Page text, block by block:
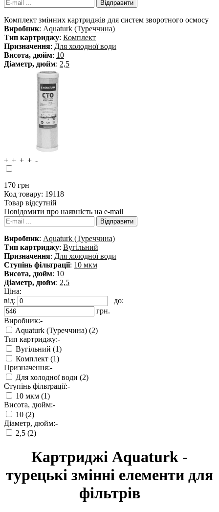
Комплект змінних картриджів для систем зворотного осмосу
Виробник: Aquaturk (Туреччина)
Тип картриджу: Комплект
Призначення: Для холодної води
Висота, дюйм: 10
Діаметр, дюйм: 2,5
170 грн
Код товару: 19118
Товар відсутній
Повідомити про наявність на e-mail
Виробник: Aquaturk (Туреччина)
Тип картриджу: Вугільний
Призначення: Для холодної води
Ступінь фільтрації: 10 мкм
Висота, дюйм: 10
Діаметр, дюйм: 2,5
Ціна:
від:
до:
грн.
Виробник:-
Aquaturk (Туреччина) (2)
Тип картриджу:-
Вугільний (1)
Комплект (1)
Призначення:-
Для холодної води (2)
Ступінь фільтрації:-
10 мкм (1)
Висота, дюйм:-
10 (2)
Діаметр, дюйм:-
2,5 (2)
Картриджі Aquaturk -
турецькі змінні елементи для
фільтрів